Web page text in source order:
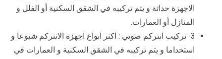
الاجهزة حداثة و يتم تركيبه في الشقق السكنية أو الفلل و
المنازل أو العمارات.
3- تركيب انتركم صوتي : اكثر انواع اجهزة الانتركم شيوعا و
استخداما و يتم تركيبه في الشقق السكنية و العمارات في